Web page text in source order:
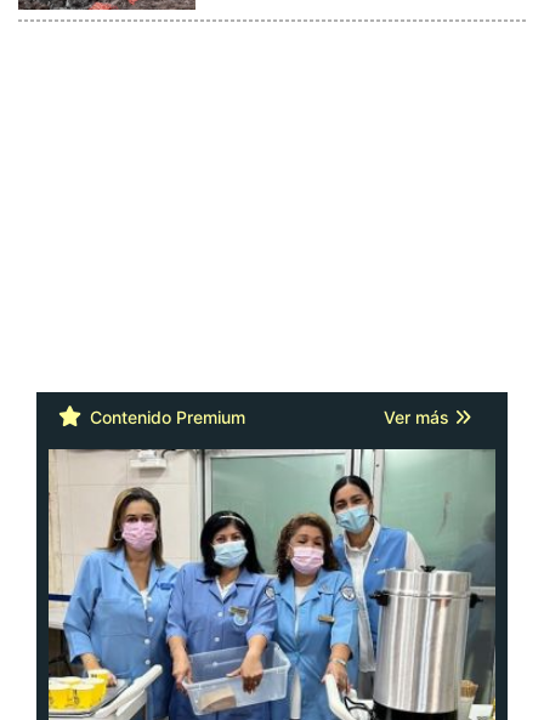
Contenido Premium Ver más